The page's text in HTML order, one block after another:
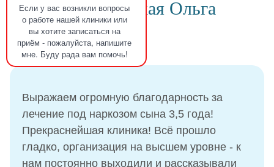
Если у вас возникли вопросы
о работе нашей клиники или
вы хотите записаться на
приём - пожалуйста, напишите
мне. Буду рада вам помочь!
Мощенская Ольга
03.07.2025
Выражаем огромную благодарность за
лечение под наркозом сына 3,5 года!
Прекраснейшая клиника! Всё прошло
гладко, организация на высшем уровне - к
нам постоянно выходили и рассказывали